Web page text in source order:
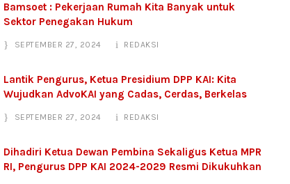
Bamsoet : Pekerjaan Rumah Kita Banyak untuk
Sektor Penegakan Hukum
SEPTEMBER 27, 2024 REDAKSI
Lantik Pengurus, Ketua Presidium DPP KAI: Kita
Wujudkan AdvoKAI yang Cadas, Cerdas, Berkelas
SEPTEMBER 27, 2024 REDAKSI
Dihadiri Ketua Dewan Pembina Sekaligus Ketua MPR
RI, Pengurus DPP KAI 2024-2029 Resmi Dikukuhkan